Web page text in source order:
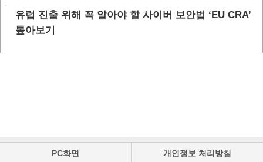
유럽 진출 위해 꼭 알아야 할 사이버 보안법 ‘EU CRA’
톺아보기
PC화면 개인정보 처리방침